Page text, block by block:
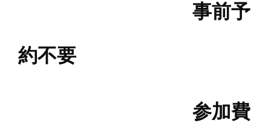
事前予
約不要
参加費